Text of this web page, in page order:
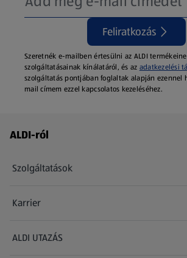
Feliratkozás
Szeretnék e-mailben értesülni az ALDI
szolgáltatásainak kínálatáról, és az adatkezelési
szolgáltatás pontjában foglaltak alapján ezennel
mail címem ezzel kapcsolatos kezeléséhez.
Láblécmenü - további linkek
ALDI-ról
Szolgáltatások
Karrier
(új oldalon nyílik meg)
ALDI UTAZÁS
(új oldalon nyílik meg)